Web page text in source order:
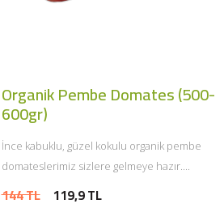
Organik Pembe Domates (500-
600gr)
İnce kabuklu, güzel kokulu organik pembe
domateslerimiz sizlere gelmeye hazır....
144 TL 119,9 TL